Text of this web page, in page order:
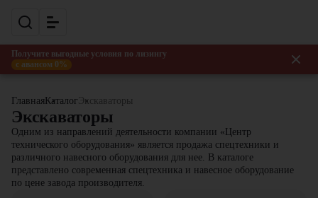
Получите выгодные условия по лизингу
с авансом 0%
Главная Каталог Экскаваторы
Экскаваторы
Одним из направлений деятельности компании «Центр
технического оборудования» является продажа спецтехники и
различного навесного оборудования для нее. В каталоге
представлено современная спецтехника и навесное оборудование
по цене завода производителя.